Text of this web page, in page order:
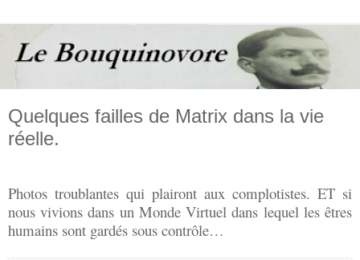
Quelques failles de Matrix dans la vie
réelle.
Photos troublantes qui plairont aux complotistes. ET si
nous vivions dans un Monde Virtuel dans lequel les êtres
humains sont gardés sous contrôle…